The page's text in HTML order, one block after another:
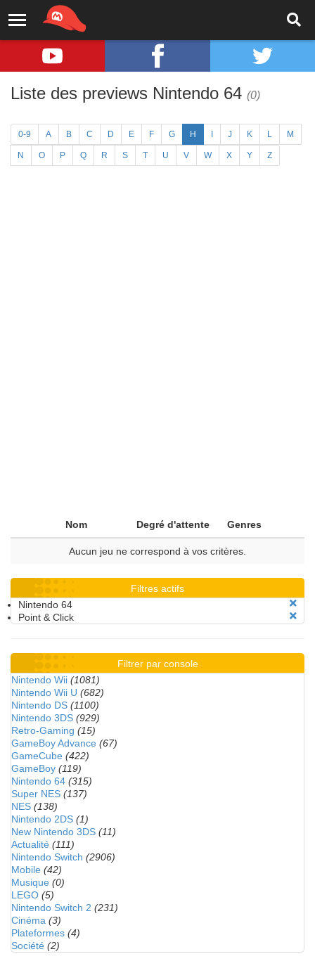
Liste des previews Nintendo 64 (0)
0-9 A B C D E F G H J K L M
N O P Q R S T U V W X Y Z
Nom Degré d'attente Genres
Aucun jeu ne correspond à vos critères.
Filtres actifs
Nintendo 64
Point & Click
Filtrer par console
Nintendo Wii (1081)
Nintendo Wii U (682)
Nintendo DS (1100)
Nintendo 3DS (929)
Retro-Gaming (15)
GameBoy Advance (67)
GameCube (422)
GameBoy (119)
Nintendo 64 (315)
Super NES (137)
NES (138)
Nintendo 2DS (1)
New Nintendo 3DS (11)
Actualité (111)
Nintendo Switch (2906)
Mobile (42)
Musique (0)
LEGO (5)
Nintendo Switch 2 (231)
Cinéma (3)
Plateformes (4)
Société (2)